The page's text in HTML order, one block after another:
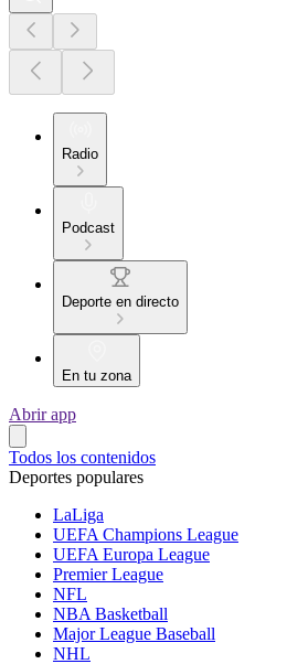
Radio
Podcast
Deporte en directo
En tu zona
Abrir app
Todos los contenidos
Deportes populares
LaLiga
UEFA Champions League
UEFA Europa League
Premier League
NFL
NBA Basketball
Major League Baseball
NHL